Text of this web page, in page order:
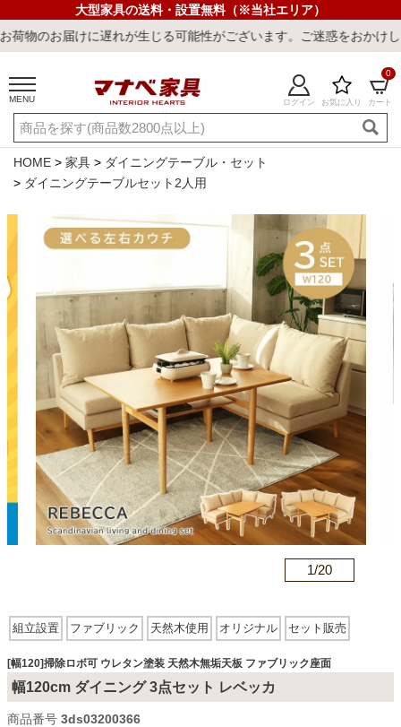
大型家具の送料・設置無料（※当社エリア）
生じる可能性がございます。ご迷惑をおかけしまして誠に申し訳ご
MENU ログイン お気に入り カート
0
ご利用ガイド 新規会員登録
店舗一覧 閲覧履歴
よくある質問
キーワード・商品番号で探す
最短発送 冷感ラグ 冷感寝具 ワークデスク ウィルトンラ
カテゴリから探す
ソファ
ダイニングテーブル・セット
椅子・チェア
HOME 家具
ダイニングテーブル・セット
ダイニングテーブルセット2人用
1/20
組立設置 ファブリック 天然木使用 オリジナル セット販売
掃除ロボ可 伸縮タイプ アーム有 アーム無 ウレタン塗装
木製・木目調 天然木無垢天板 スクエア型 ファブリック座面
背付きベンチ
[幅120]掃除ロボ可 ウレタン塗装 天然木無垢天板 ファブリック座面
幅120cm ダイニング 3点セット レベッカ
商品番号 3ds03200366